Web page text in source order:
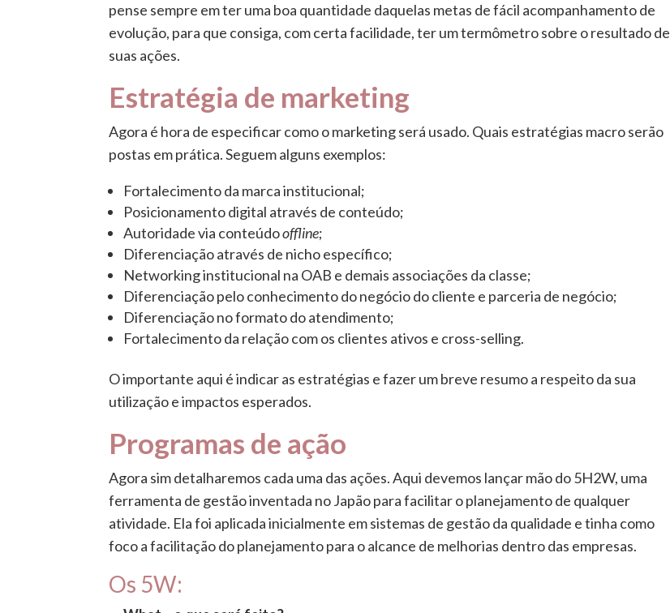
pense sempre em ter uma boa quantidade daquelas metas de fácil acompanhamento de
evolução, para que consiga, com certa facilidade, ter um termômetro sobre o resultado de
suas ações.
Estratégia de marketing
Agora é hora de especificar como o marketing será usado. Quais estratégias macro serão
postas em prática. Seguem alguns exemplos:
Fortalecimento da marca institucional;
Posicionamento digital através de conteúdo;
Autoridade via conteúdooffline;
Diferenciação através de nicho específico;
Networking institucional na OAB e demais associações da classe;
Diferenciação pelo conhecimento do negócio do cliente e parceria de negócio;
Diferenciação no formato do atendimento;
Fortalecimento da relação com os clientes ativos e cross-selling.
O importante aqui é indicar as estratégias e fazer um breve resumo a respeito da sua
utilização e impactos esperados.
Programas de ação
Agora sim detalharemos cada uma das ações. Aqui devemos lançar mão do 5H2W, uma
ferramenta de gestão inventada no Japão para facilitar o planejamento de qualquer
atividade. Ela foi aplicada inicialmente em sistemas de gestão da qualidade e tinha como
foco a facilitação do planejamento para o alcance de melhorias dentro das empresas.
Os 5W: